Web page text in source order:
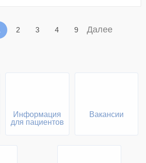
2 3 4 9 Далее
Информация
для пациентов
Вакансии